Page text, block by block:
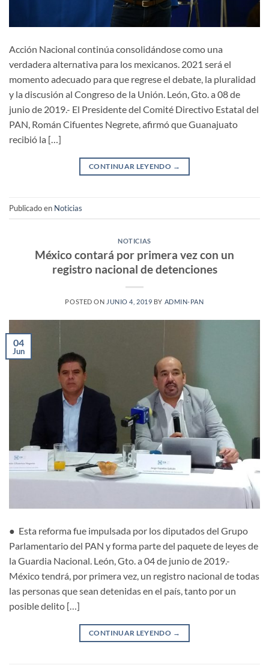
Acción Nacional continúa consolidándose como una
verdadera alternativa para los mexicanos. 2021 será el
momento adecuado para que regrese el debate, la pluralidad
y la discusión al Congreso de la Unión. León, Gto. a 08 de
junio de 2019.- El Presidente del Comité Directivo Estatal del
PAN, Román Cifuentes Negrete, afirmó que Guanajuato
recibió la […]
CONTINUAR LEYENDO →
Publicado en Noticias
NOTICIAS
México contará por primera vez con un
registro nacional de detenciones
POSTED ON JUNIO 4, 2019 BY ADMIN-PAN
04
Jun
● Esta reforma fue impulsada por los diputados del Grupo
Parlamentario del PAN y forma parte del paquete de leyes de
la Guardia Nacional. León, Gto. a 04 de junio de 2019.-
México tendrá, por primera vez, un registro nacional de todas
las personas que sean detenidas en el país, tanto por un
posible delito […]
CONTINUAR LEYENDO →